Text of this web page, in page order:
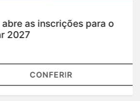
as inscrições para o
CONFERIR